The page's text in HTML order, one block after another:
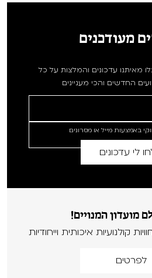
מעודכנים
מאיתנו עדכונים והמלצות על כל
החדשים והכי מעניינים
באמצעות מייל או מסרונים
מועדון המנויים!
קולנועיות איכותית וייחודיות
לפרטים